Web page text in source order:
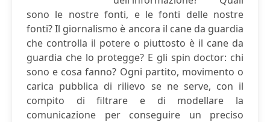
sono le nostre fonti, e le fonti delle nostre
fonti? Il giornalismo è ancora il cane da guardia
che controlla il potere o piuttosto è il cane da
guardia che lo protegge? E gli spin doctor: chi
sono e cosa fanno? Ogni partito, movimento o
carica pubblica di rilievo se ne serve, con il
compito di filtrare e di modellare la
comunicazione per conseguire un preciso